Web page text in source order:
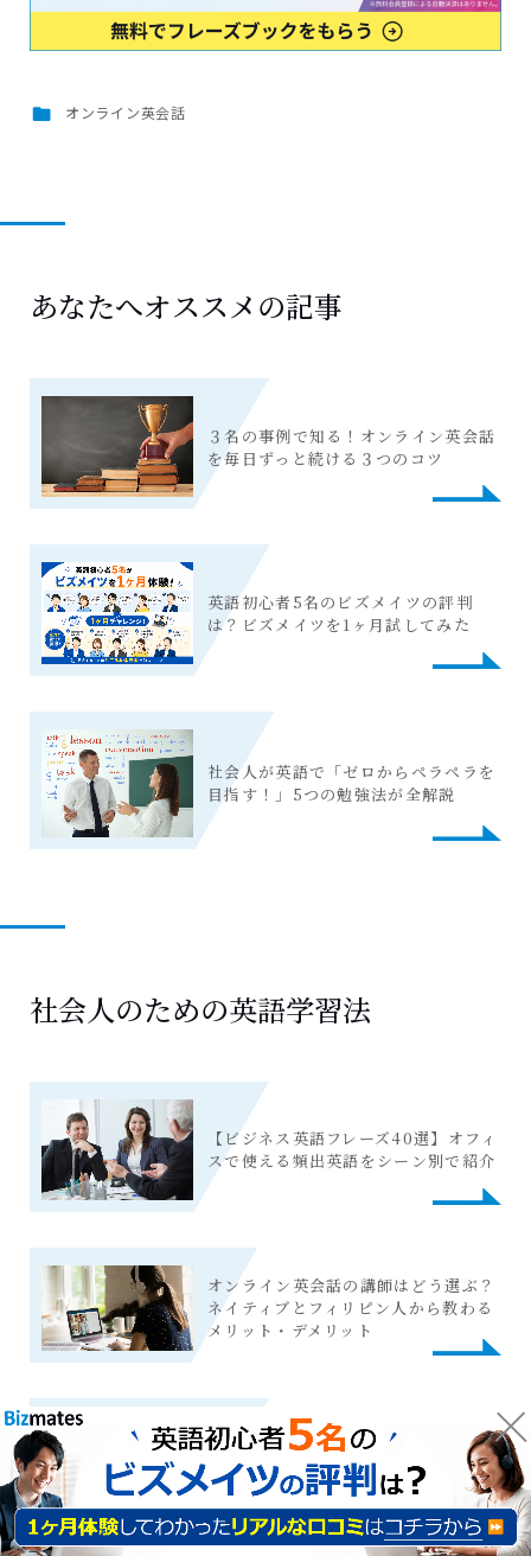
オンライン英会話
あなたへオススメの記事
３名の事例で知る！オンライン英会話
を毎日ずっと続ける３つのコツ
英語初心者5名のビズメイツの評判
は？ビズメイツを1ヶ月試してみた
社会人が英語で「ゼロからペラペラを
目指す！」5つの勉強法が全解説
社会人のための英語学習法
【ビジネス英語フレーズ40選】オフィ
スで使える頻出英語をシーン別で紹介
オンライン英会話の講師はどう選ぶ？
ネイティブとフィリピン人から教わる
メリット・デメリット
英語が短期間で上達する秘訣は「英語
を生活の一部」にすること